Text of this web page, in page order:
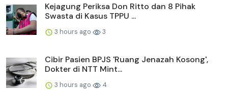
Kejagung Periksa Don Ritto dan 8 Pihak
Swasta di Kasus TPPU ...
3 hours ago 3
Cibir Pasien BPJS 'Ruang Jenazah Kosong',
Dokter di NTT Mint...
3 hours ago 4